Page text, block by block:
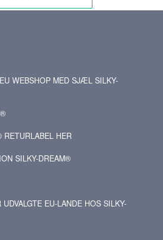
WEBSHOP MED SJÆL SILKY-
RETURLABEL HER
SILKY-DREAM®
EU-LANDE HOS SILKY-